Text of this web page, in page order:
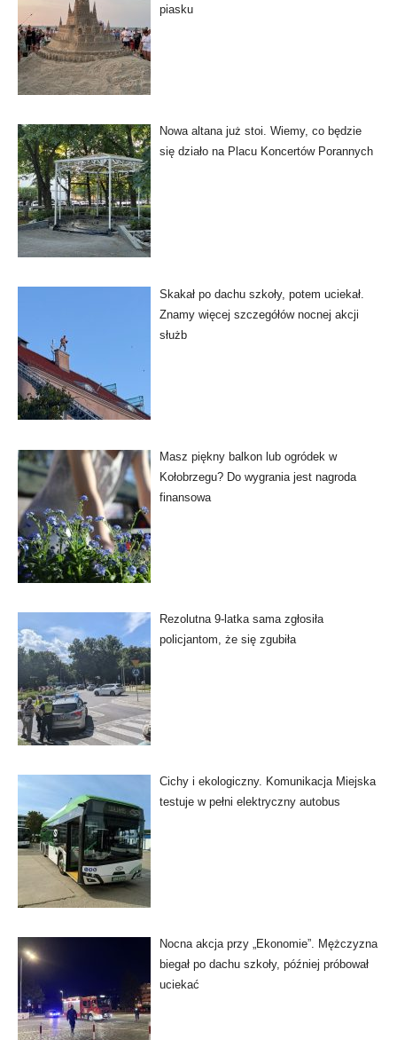
piasku
Nowa altana już stoi. Wiemy, co będzie
się działo na Placu Koncertów Porannych
Skakał po dachu szkoły, potem uciekał.
Znamy więcej szczegółów nocnej akcji
służb
Masz piękny balkon lub ogródek w
Kołobrzegu? Do wygrania jest nagroda
finansowa
Rezolutna 9-latka sama zgłosiła
policjantom, że się zgubiła
Cichy i ekologiczny. Komunikacja Miejska
testuje w pełni elektryczny autobus
Nocna akcja przy „Ekonomie”. Mężczyzna
biegał po dachu szkoły, później próbował
uciekać